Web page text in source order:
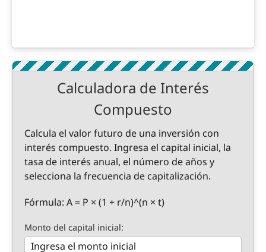
Calculadora de Interés
Compuesto
Calcula el valor futuro de una inversión con
interés compuesto. Ingresa el capital inicial, la
tasa de interés anual, el número de años y
selecciona la frecuencia de capitalización.
Fórmula: A = P × (1 + r/n)^(n × t)
Monto del capital inicial: